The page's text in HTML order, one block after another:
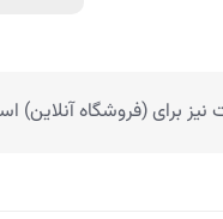
برای (فروشگاه آنلاین)